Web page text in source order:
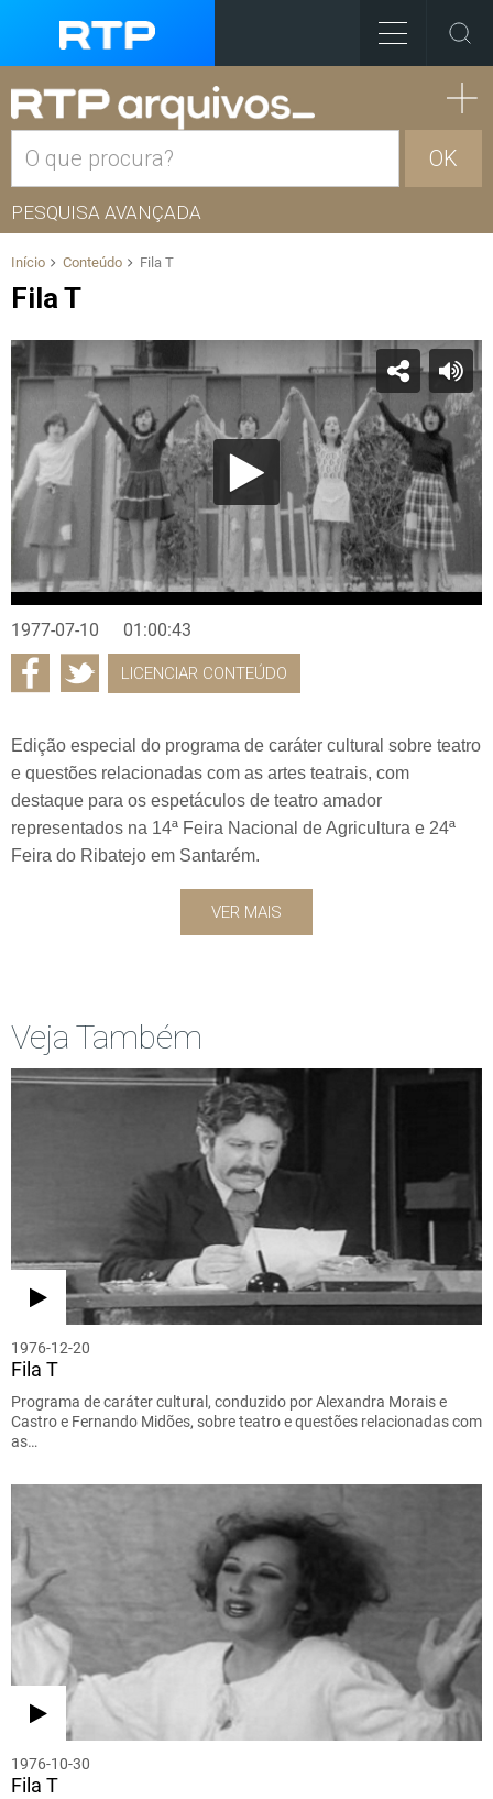
OK
PESQUISA AVANÇADA
Início Conteúdo Fila T
Fila T
1977-07-10 01:00:43
LICENCIAR CONTEÚDO
Edição especial do programa de caráter cultural sobre teatro
e questões relacionadas com as artes teatrais, com
destaque para os espetáculos de teatro amador
representados na 14ª Feira Nacional de Agricultura e 24ª
Feira do Ribatejo em Santarém.
VER MAIS
Veja Também
1976-12-20
Fila T
Programa de caráter cultural, conduzido por Alexandra Morais e
Castro e Fernando Midões, sobre teatro e questões relacionadas com
as…
1976-10-30
Fila T